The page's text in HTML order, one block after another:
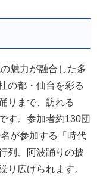
魅力が融合した多
の都・仙台を彩る
りまで、訪れる
す。参加者約130団
が参加する「時代
列、阿波踊りの披
り広げられます。